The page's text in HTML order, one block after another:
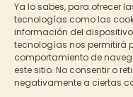
Ya lo sabes, para ofrecer
tecnologías como las
información del
tecnologías nos permitirá
comportamiento de
este sitio. No consentir o
negativamente a ciertas
Acceder a los
Contacto